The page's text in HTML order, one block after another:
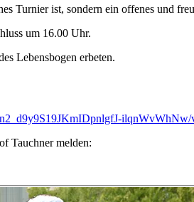
Turnier ist, sondern ein offenes und
um 16.00 Uhr.
Lebensbogen erbeten.
ilqnWvWhNw/
Tauchner melden: